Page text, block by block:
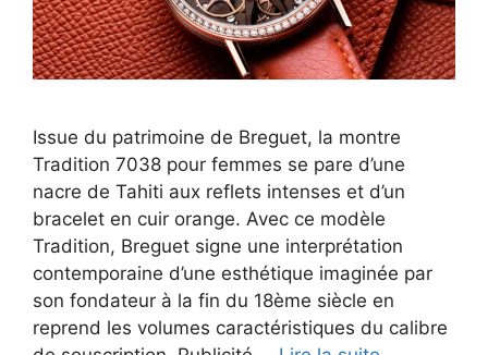
Issue du patrimoine de Breguet, la montre
Tradition 7038 pour femmes se pare d’une
nacre de Tahiti aux reflets intenses et d’un
bracelet en cuir orange. Avec ce modèle
Tradition, Breguet signe une interprétation
contemporaine d’une esthétique imaginée par
son fondateur à la fin du 18ème siècle en
reprend les volumes caractéristiques du calibre